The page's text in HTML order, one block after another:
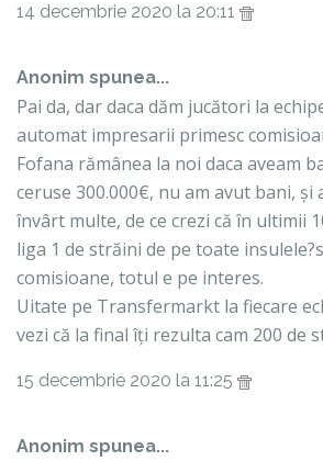
14 decembrie 2020 la 20:11
Anonim spunea...
Pai da, dar daca dăm jucători la
automat impresarii primesc
Fofana rămânea la noi daca aveam
ceruse 300.000€, nu am avut bani, și
învârt multe, de ce crezi că în ultimii
liga 1 de străini de pe toate
comisioane, totul e pe interes.
Uitate pe Transfermarkt la fiecare
vezi că la final îți rezulta cam 200 de
15 decembrie 2020 la 11:25
Anonim spunea...